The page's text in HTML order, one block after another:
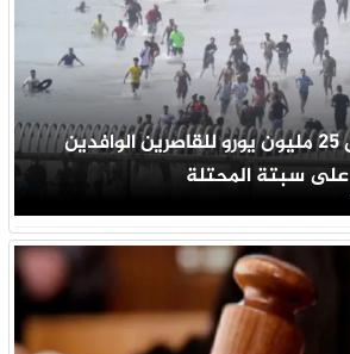
إسبانيا تخصص 25 مليون يورو للقاصرين الوافدين
على سبتة المحتلة